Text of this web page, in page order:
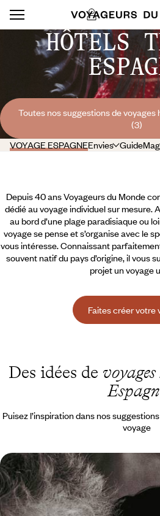
HÔTELS
Toutes nos suggestions de voyages
(3)
VOYAGE ESPAGNEEnvies Guide
Depuis 40 ans Voyageurs du Monde
dédié au voyage individuel sur mesure.
au bord d’une plage paradisiaque ou
voyage se pense et s’organise avec le
vous intéresse. Connaissant
souvent natif du pays d’origine, il vous
projet un voyage
Faites créer votre
Des idées de
Puisez l’inspiration dans nos
voyage
Iconique scène artistique et
l’art de créer des émotions
Quelques jours pour célébrer l'art (et l'art